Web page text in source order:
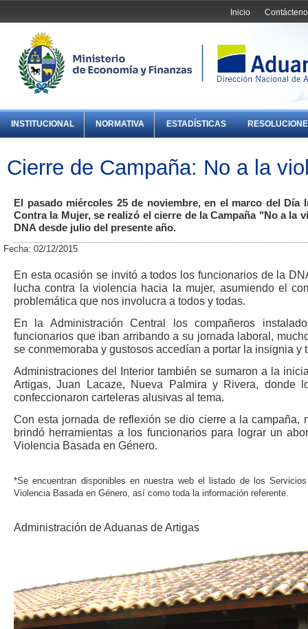
Inicio
INSTITUCIONAL NORMATIVA ESTADÍSTICAS
Cierre de Campaña: No a la
El pasado miércoles 25 de noviembre, en el marco del
Contra la Mujer, se realizó el cierre de la Campaña "No a la
DNA desde julio del presente año.
Fecha: 02/12/2015
En esta ocasión se invitó a todos los funcionarios de la
lucha contra la violencia hacia la mujer, asumiendo el
problemática que nos involucra a todos y todas.
En la Administración Central los compañeros
funcionarios que iban arribando a su jornada laboral,
se conmemoraba y gustosos accedían a portar la insignia y
Administraciones del Interior también se sumaron a la
Artigas, Juan Lacaze, Nueva Palmira y Rivera, donde
confeccionaron carteleras alusivas al tema.
Con esta jornada de reflexión se dio cierre a la campaña,
brindó herramientas a los funcionarios para lograr un
Violencia Basada en Género.
*Se encuentran disponibles en nuestra web el listado de los
Violencia Basada en Género, así como toda la información referente.
Administración de Aduanas de Artigas